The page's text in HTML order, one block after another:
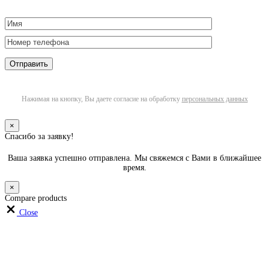
Нажимая на кнопку, Вы даете согласие на обработку персональных данных
×
Спасибо за заявку!
Ваша заявка успешно отправлена. Мы свяжемся с Вами в ближайшее
время.
×
Compare products
Close